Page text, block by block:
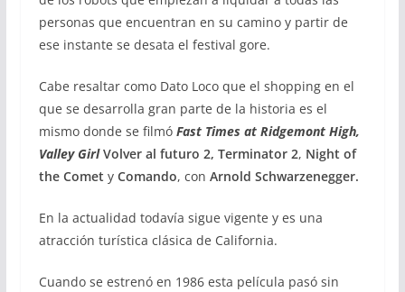
personas que encuentran en su camino y partir de
ese instante se desata el festival gore.
Cabe resaltar como Dato Loco que el shopping en el
que se desarrolla gran parte de la historia es el
mismo donde se filmó Fast Times at Ridgemont High,
Valley Girl Volver al futuro 2, Terminator 2, Night of
the Comet y Comando, con Arnold Schwarzenegger.
En la actualidad todavía sigue vigente y es una
atracción turística clásica de California.
Cuando se estrenó en 1986 esta película pasó sin